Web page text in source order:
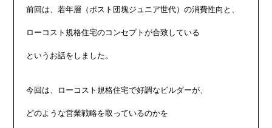
前回は、若年層（ポスト団塊ジュニア世代）の消費性向と、
ローコスト規格住宅のコンセプトが合致している
というお話をしました。
今回は、ローコスト規格住宅で好調なビルダーが、
どのような営業戦略を取っているのかを